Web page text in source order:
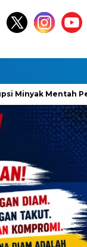
Mentah Pertamina